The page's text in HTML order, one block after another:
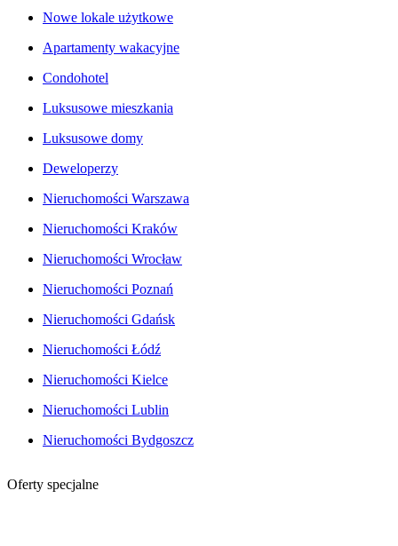
Nowe lokale użytkowe
Apartamenty wakacyjne
Condohotel
Luksusowe mieszkania
Luksusowe domy
Deweloperzy
Nieruchomości Warszawa
Nieruchomości Kraków
Nieruchomości Wrocław
Nieruchomości Poznań
Nieruchomości Gdańsk
Nieruchomości Łódź
Nieruchomości Kielce
Nieruchomości Lublin
Nieruchomości Bydgoszcz
Oferty specjalne